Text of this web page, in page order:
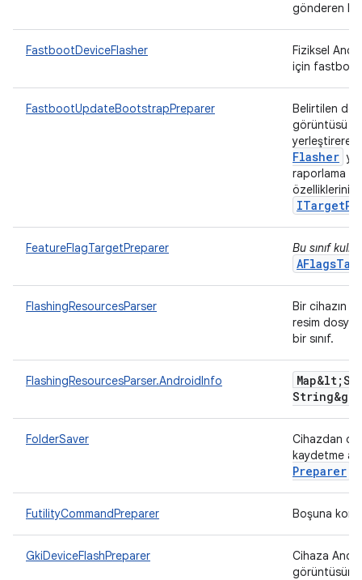
gönderen
FastbootDeviceFlasher
Fiziksel
için
FastbootUpdateBootstrapPreparer
Belirtilen
görüntüsü
Flasher
raporlama
özelliklerini
ITarget
FeatureFlagTargetPreparer Bu sınıf
FlashingResourcesParser
Bir cihazın
resim
bir sınıf.
FlashingResourcesParser.AndroidInfo
FolderSaver
Cihazdan
kaydetme
Preparer
FutilityCommandPreparer Boşuna
GkiDeviceFlashPreparer
Cihaza
görüntüsünü